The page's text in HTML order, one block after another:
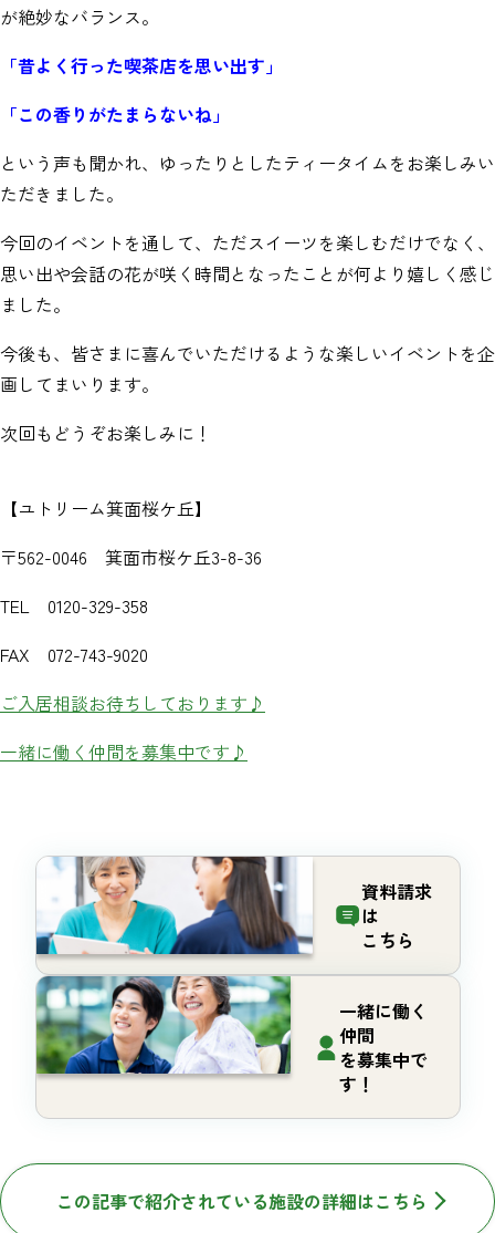
が絶妙なバランス。
「昔よく行った喫茶店を思い出す」
「この香りがたまらないね」
という声も聞かれ、ゆったりとしたティータイムをお楽しみい
ただきました。
今回のイベントを通して、ただスイーツを楽しむだけでなく、
思い出や会話の花が咲く時間となったことが何より嬉しく感じ
ました。
今後も、皆さまに喜んでいただけるような楽しいイベントを企
画してまいります。
次回もどうぞお楽しみに！
【ユトリーム箕面桜ケ丘】
〒562-0046 箕面市桜ケ丘3-8-36
TEL 0120-329-358
FAX 072-743-9020
ご入居相談お待ちしております♪
一緒に働く仲間を募集中です♪
資料請求
は
こちら
一緒に働く
仲間
を募集中で
す！
この記事で紹介されている施設の詳細はこちら